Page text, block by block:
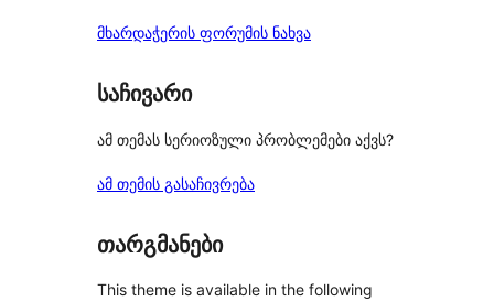
მხარდაჭერის ფორუმის ნახვა
საჩივარი
ამ თემას სერიოზული პრობლემები აქვს?
ამ თემის გასაჩივრება
თარგმანები
This theme is available in the following